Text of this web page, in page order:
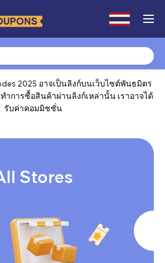
2025 อาจเป็นลิงก์บนเว็บไซต์พันธมิตร
การซื้อสินค้าผ่านลิงก์เหล่านั้น เราอาจได้
รับค่าคอมมิชชั่น
Stores